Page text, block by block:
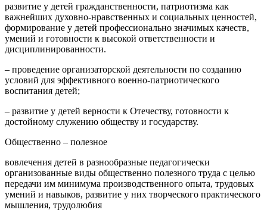
развитие у детей гражданственности, патриотизма как
важнейших духовно-нрав­ственных и социальных ценностей,
формирование у детей профессио­нально значимых качеств,
умений и готовности к высокой ответственности и
дисциплиниро­ванности.
– проведение органи­заторской деятельности по созданию
условий для эффективного военно-патриотического
воспитания детей;
– развитие у детей верности к Отечеству, готовности к
достойному служению обществу и государству.
Общественно – полезное
вовлечения детей в разнообразные педагогически
организованные виды общественно полезного труда с целью
передачи им минимума производственного опыта, трудовых
умений и навыков, развитие у них творческого практического
мышления, трудолюбия